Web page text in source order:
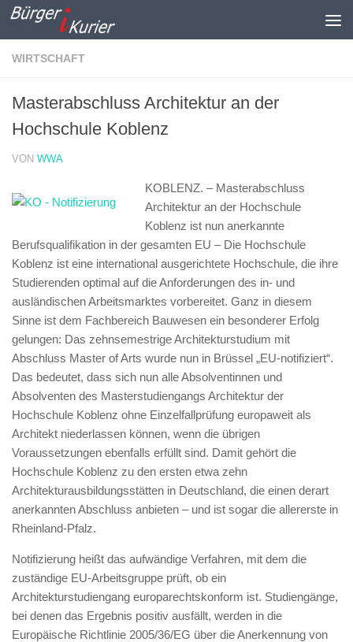
Zum Inhalt springen
WIRTSCHAFT
Masterabschluss Architektur an der
Hochschule Koblenz
VON WWA
KOBLENZ. – Masterabschluss
Architektur an der Hochschule
Koblenz ist nun anerkannte
Berufsqualifikation in der gesamten EU –Die Hochschule
Koblenz ist eine international ausgerichtete Hochschule, die ihre
Studierenden optimal auf die Anforderungen des in- und
ausländischen Arbeitsmarktes vorbereitet. Ganz in diesem
Sinne ist dem Fachbereich Bauwesen ein besonderer Erfolg
gelungen: Das zehnsemestrige Architekturstudium mit
Abschluss Master of Arts wurde nun in Brüssel „EU-notifiziert“.
Das bedeutet, dass sich nun alle Absolventinnen und
Absolventen des Masterstudiengangs Architektur der
Hochschule Koblenz ohne Einzelfallprüfung europaweit als
Architekt niederlassen können, wenn die übrigen
Voraussetzungen ebenfalls erfüllt sind. Damit gehört die
Hochschule Koblenz zu den ersten etwa zehn
Architekturausbildungsstätten in Deutschland, die einen derart
anerkannten Abschluss anbieten – und ist sogar die allererste in
Rheinland-Pfalz.
Notifizierung heißt das aufwändige Verfahren, mit dem die
zuständige EU-Arbeitsgruppe prüft, ob ein
Architekturstudiengang europarechtskonform ist. Studiengänge,
bei denen das Ergebnis positiv ausfällt, werden in die
Europäische Richtlinie 2005/36/EG über die Anerkennung von